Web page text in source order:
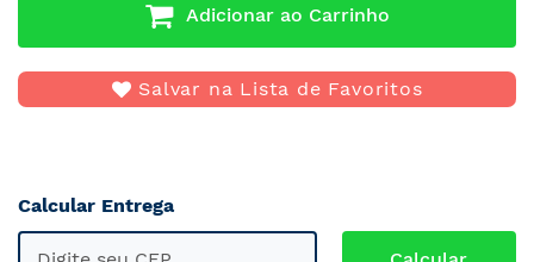
Adicionar ao Carrinho
Salvar na Lista de Favoritos
Calcular Entrega